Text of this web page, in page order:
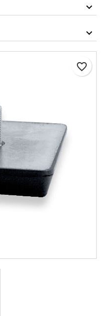
favorite_border